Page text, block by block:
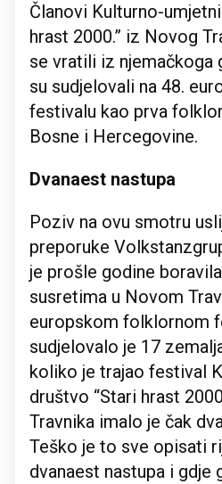
Članovi Kulturno-
hrast 2000.” iz Novog
se vratili iz njemačkoga
su sudjelovali na 48.
festivalu kao prva
Bosne i Hercegovine.
Dvanaest nastupa
Poziv na ovu smotru
preporuke
je prošle godine
susretima u Novom
europskom folklornom
sudjelovalo je 17
koliko je trajao festival
društvo “Stari hrast
Travnika imalo je čak
Teško je to sve opisati
dvanaest nastupa i gdje